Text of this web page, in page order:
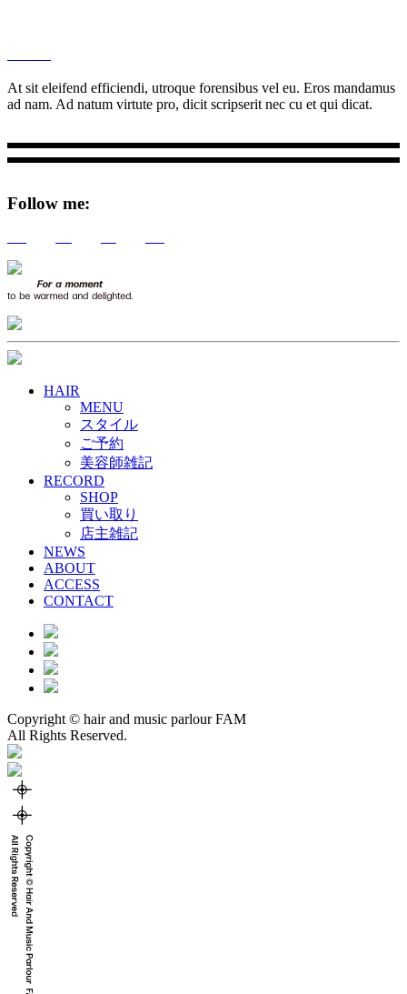
At sit eleifend efficiendi, utroque forensibus vel eu. Eros mandamus
ad nam. Ad natum virtute pro, dicit scripserit nec cu et qui dicat.
Follow me:
HAIR
MENU
スタイル
ご予約
美容師雑記
RECORD
SHOP
買い取り
店主雑記
NEWS
ABOUT
ACCESS
CONTACT
Copyright © hair and music parlour FAM
All Rights Reserved.